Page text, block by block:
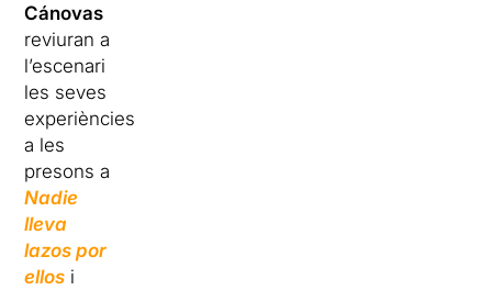
Cánovas
reviuran a
l’escenari
les seves
experiències
a les
presons a
Nadie
lleva
lazos por
ellos i